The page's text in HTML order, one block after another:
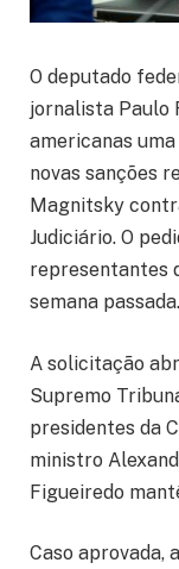
O deputado
jornalista Paulo
americanas
novas sanções
Magnitsky
Judiciário. O
representantes
semana passada.
A solicitação
Supremo
presidentes da
ministro
Figueiredo
Caso aprovada,